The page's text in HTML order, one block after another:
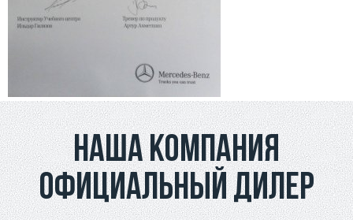
Наша компания
официальный дилер